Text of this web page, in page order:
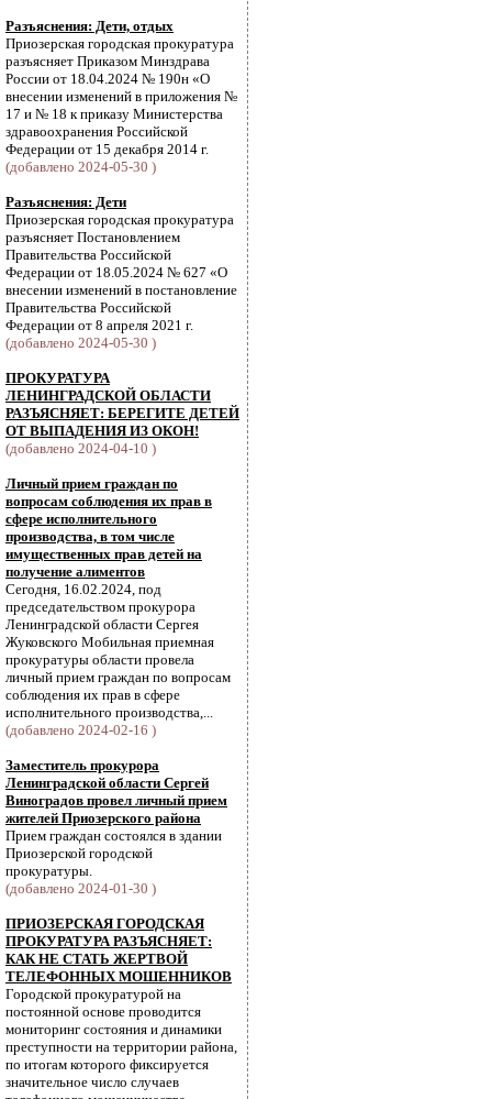
Разъяснения: Дети, отдых
Приозерская городская прокуратура
разъясняет Приказом Минздрава
России от 18.04.2024 № 190н «О
внесении изменений в приложения №
17 и № 18 к приказу Министерства
здравоохранения Российской
Федерации от 15 декабря 2014 г.
(добавлено 2024-05-30 )
Разъяснения: Дети
Приозерская городская прокуратура
разъясняет Постановлением
Правительства Российской
Федерации от 18.05.2024 № 627 «О
внесении изменений в постановление
Правительства Российской
Федерации от 8 апреля 2021 г.
(добавлено 2024-05-30 )
ПРОКУРАТУРА
ЛЕНИНГРАДСКОЙ ОБЛАСТИ
РАЗЪЯСНЯЕТ: БЕРЕГИТЕ ДЕТЕЙ
ОТ ВЫПАДЕНИЯ ИЗ ОКОН!
(добавлено 2024-04-10 )
Личный прием граждан по
вопросам соблюдения их прав в
сфере исполнительного
производства, в том числе
имущественных прав детей на
получение алиментов
Сегодня, 16.02.2024, под
председательством прокурора
Ленинградской области Сергея
Жуковского Мобильная приемная
прокуратуры области провела
личный прием граждан по вопросам
соблюдения их прав в сфере
исполнительного производства,...
(добавлено 2024-02-16 )
Заместитель прокурора
Ленинградской области Сергей
Виноградов провел личный прием
жителей Приозерского района
Прием граждан состоялся в здании
Приозерской городской
прокуратуры.
(добавлено 2024-01-30 )
ПРИОЗЕРСКАЯ ГОРОДСКАЯ
ПРОКУРАТУРА РАЗЪЯСНЯЕТ:
КАК НЕ СТАТЬ ЖЕРТВОЙ
ТЕЛЕФОННЫХ МОШЕННИКОВ
Городской прокуратурой на
постоянной основе проводится
мониторинг состояния и динамики
преступности на территории района,
по итогам которого фиксируется
значительное число случаев